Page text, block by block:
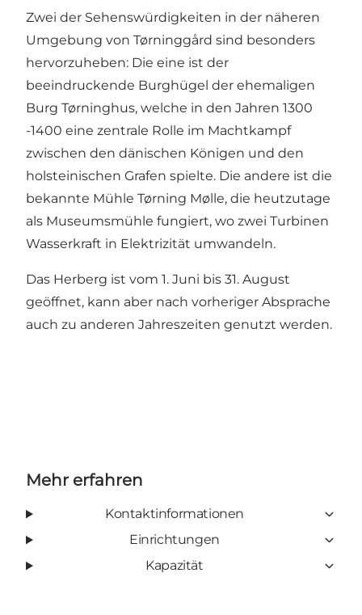
Zwei der Sehenswürdigkeiten in der näheren
Umgebung von Tørninggård sind besonders
hervorzuheben: Die eine ist der
beeindruckende Burghügel der ehemaligen
Burg Tørninghus, welche in den Jahren 1300
-1400 eine zentrale Rolle im Machtkampf
zwischen den dänischen Königen und den
holsteinischen Grafen spielte. Die andere ist die
bekannte Mühle Tørning Mølle, die heutzutage
als Museumsmühle fungiert, wo zwei Turbinen
Wasserkraft in Elektrizität umwandeln.
Das Herberg ist vom 1. Juni bis 31. August
geöffnet, kann aber nach vorheriger Absprache
auch zu anderen Jahreszeiten genutzt werden.
Mehr erfahren
Kontaktinformationen
Einrichtungen
Kapazität